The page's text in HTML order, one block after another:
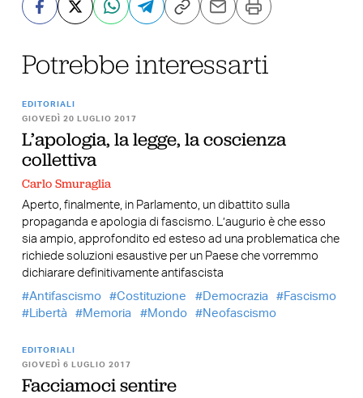
Potrebbe interessarti
EDITORIALI
GIOVEDÌ 20 LUGLIO 2017
L’apologia, la legge, la coscienza
collettiva
Carlo Smuraglia
Aperto, finalmente, in Parlamento, un dibattito sulla
propaganda e apologia di fascismo. L’augurio è che esso
sia ampio, approfondito ed esteso ad una problematica che
richiede soluzioni esaustive per un Paese che vorremmo
dichiarare definitivamente antifascista
Antifascismo
Costituzione Democrazia
Fascismo
Libertà
Memoria Mondo Neofascismo
EDITORIALI
GIOVEDÌ 6 LUGLIO 2017
Facciamoci sentire